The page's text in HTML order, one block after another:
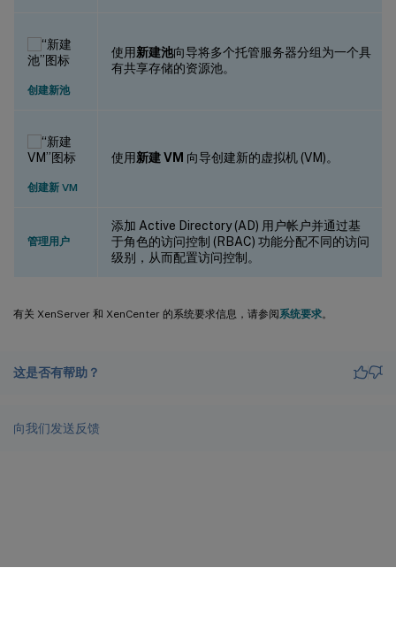
创建新池
使用新建池向导将多个托管服务器分组为一个具
有共享存储的资源池。
创建新 VM
使用新建 VM 向导创建新的虚拟机 (VM)。
管理用户
添加 Active Directory (AD) 用户帐户并通过基
于角色的访问控制 (RBAC) 功能分配不同的访问
级别，从而配置访问控制。
有关 XenServer 和 XenCenter 的系统要求信息，请参阅系统要求。
这是否有帮助？
向我们发送反馈